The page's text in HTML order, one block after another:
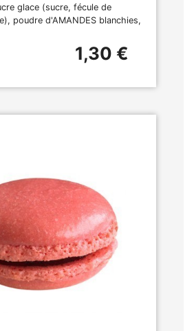
glace (sucre, fécule de
poudre d'AMANDES blanchies,
1,30 €